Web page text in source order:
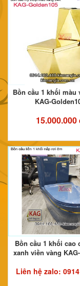
Bồn cầu 1 khối màu
KAG-
15.000.000
Bồn cầu 1 khối cao
xanh viền vàng
Liên hệ zalo: